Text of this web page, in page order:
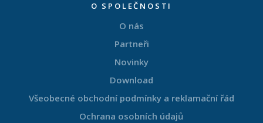
O SPOLEČNOSTI
O nás
Partneři
Novinky
Download
Všeobecné obchodní podmínky a reklamační řád
Ochrana osobních údajů